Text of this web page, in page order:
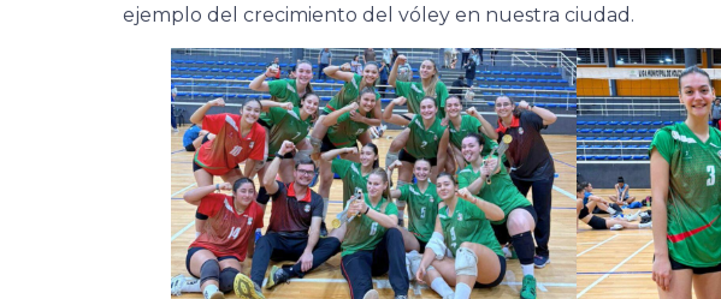
ejemplo del crecimiento del vóley en nuestra ciudad.